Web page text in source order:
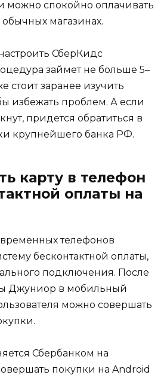
и можно спокойно оплачивать
магазинах.
СберКидс
займет не больше 5–
стоит заранее изучить
избежать проблем. А если
придется обратиться в
крупнейшего банка РФ.
карту в телефон
оплаты на
телефонов
бесконтактной оплаты,
подключения. После
Джуниор в мобильный
можно совершать